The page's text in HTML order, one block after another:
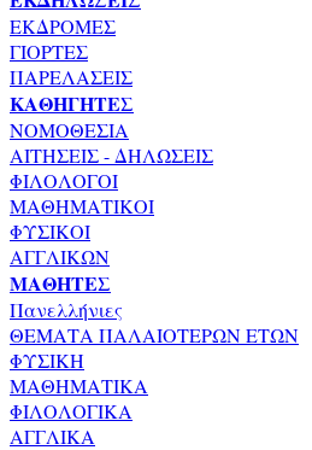
ΕΚΔΡΟΜΕΣ
ΓΙΟΡΤΕΣ
ΠΑΡΕΛΑΣΕΙΣ
ΚΑΘΗΓΗΤΕΣ
ΝΟΜΟΘΕΣΙΑ
ΑΙΤΗΣΕΙΣ - ΔΗΛΩΣΕΙΣ
ΦΙΛΟΛΟΓΟΙ
ΜΑΘΗΜΑΤΙΚΟΙ
ΦΥΣΙΚΟΙ
ΑΓΓΛΙΚΩΝ
ΜΑΘΗΤΕΣ
Πανελλήνιες
ΘΕΜΑΤΑ ΠΑΛΑΙΟΤΕΡΩΝ ΕΤΩΝ
ΦΥΣΙΚΗ
ΜΑΘΗΜΑΤΙΚΑ
ΦΙΛΟΛΟΓΙΚΑ
ΑΓΓΛΙΚΑ